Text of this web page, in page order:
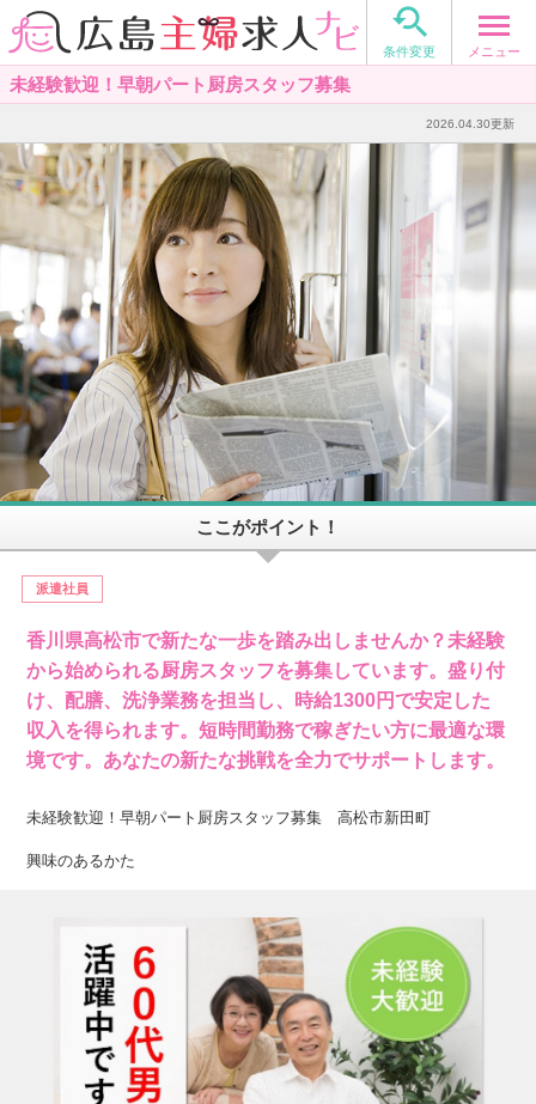

条件変更 メニュー
未経験歓迎！早朝パート厨房スタッフ募集
2026.04.30更新
ここがポイント！
派遣社員
香川県高松市で新たな一歩を踏み出しませんか？未経験
から始められる厨房スタッフを募集しています。盛り付
け、配膳、洗浄業務を担当し、時給1300円で安定した
収入を得られます。短時間勤務で稼ぎたい方に最適な環
境です。あなたの新たな挑戦を全力でサポートします。
未経験歓迎！早朝パート厨房スタッフ募集 高松市新田町
興味のあるかた